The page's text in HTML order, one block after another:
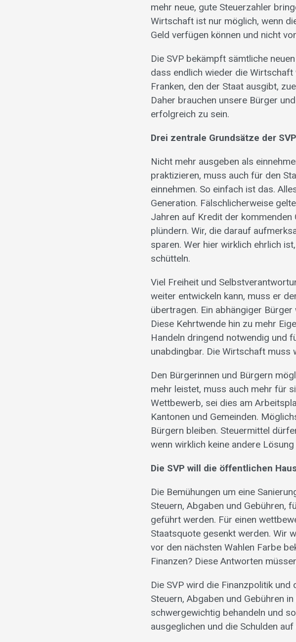
mehr neue, gute Steuerzahler
Wirtschaft ist nur möglich, wenn
Geld verfügen können und nicht
Die SVP bekämpft sämtliche
dass endlich wieder die
Franken, den der Staat ausgibt,
Daher brauchen unsere Bürger
erfolgreich zu sein.
Drei zentrale Grundsätze der
Nicht mehr ausgeben als
praktizieren, muss auch für den
einnehmen. So einfach ist das.
Generation. Fälschlicherweise
Jahren auf Kredit der
plündern. Wir, die darauf
sparen. Wer hier wirklich ehrlich
schütteln.
Viel Freiheit und
weiter entwickeln kann, muss er
übertragen. Ein abhängiger
Diese Kehrtwende hin zu mehr
Handeln dringend notwendig und
unabdingbar. Die Wirtschaft muss
Den Bürgerinnen und Bürgern
mehr leistet, muss auch mehr für
Wettbewerb, sei dies am
Kantonen und Gemeinden.
Bürgern bleiben. Steuermittel
wenn wirklich keine andere
Die SVP will die öffentlichen
Die Bemühungen um eine
Steuern, Abgaben und Gebühren,
geführt werden. Für einen
Staatsquote gesenkt werden. Wir
vor den nächsten Wahlen Farbe
Finanzen? Diese Antworten
Die SVP wird die Finanzpolitik
Steuern, Abgaben und Gebühren
schwergewichtig behandeln und
ausgeglichen und die Schulden